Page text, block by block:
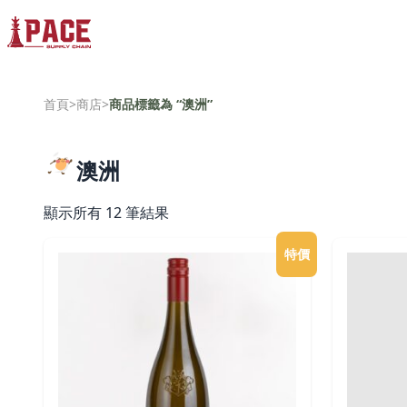
首頁>商店>商品標籤為 “澳洲”
澳洲
顯示所有 12 筆結果
特價